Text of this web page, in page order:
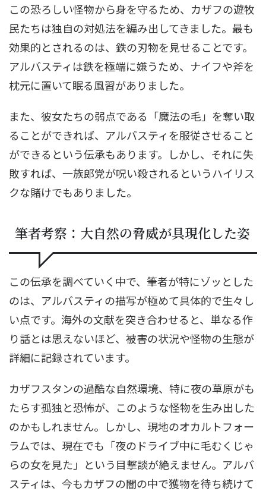
この恐ろしい怪物から身を守るため、カザフの遊牧
民たちは独自の対処法を編み出してきました。最も
効果的とされるのは、鉄の刃物を見せることです。
アルバスティは鉄を極端に嫌うため、ナイフや斧を
枕元に置いて眠る風習がありました。
また、彼女たちの弱点である「魔法の毛」を奪い取
ることができれば、アルバスティを服従させること
ができるという伝承もあります。しかし、それに失
敗すれば、一族郎党が呪い殺されるというハイリス
クな賭けでもありました。
筆者考察：大自然の脅威が具現化した姿
この伝承を調べていく中で、筆者が特にゾッとした
のは、アルバスティの描写が極めて具体的で生々し
い点です。海外の文献を突き合わせると、単なる作
り話とは思えないほど、被害の状況や怪物の生態が
詳細に記録されています。
カザフスタンの過酷な自然環境、特に夜の草原がも
たらす孤独と恐怖が、このような怪物を生み出した
のかもしれません。しかし、現地のオカルトフォー
ラムでは、現在でも「夜のドライブ中に毛むくじゃ
らの女を見た」という目撃談が絶えません。アルバ
スティは、今もカザフの闇の中で獲物を待ち続けて